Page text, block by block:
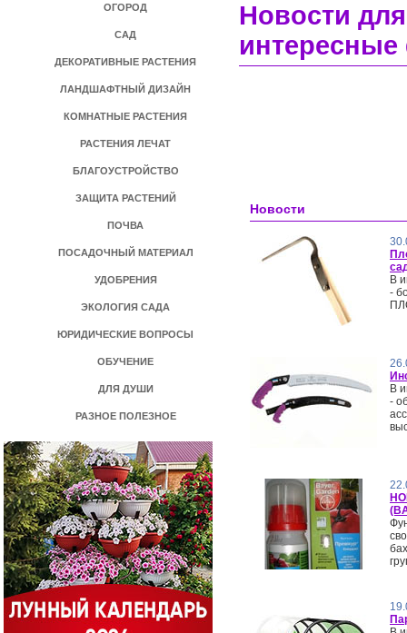
ОГОРОД
САД
ДЕКОРАТИВНЫЕ РАСТЕНИЯ
ЛАНДШАФТНЫЙ ДИЗАЙН
КОМНАТНЫЕ РАСТЕНИЯ
РАСТЕНИЯ ЛЕЧАТ
БЛАГОУСТРОЙСТВО
ЗАЩИТА РАСТЕНИЙ
ПОЧВА
ПОСАДОЧНЫЙ МАТЕРИАЛ
УДОБРЕНИЯ
ЭКОЛОГИЯ САДА
ЮРИДИЧЕСКИЕ ВОПРОСЫ
ОБУЧЕНИЕ
ДЛЯ ДУШИ
РАЗНОЕ ПОЛЕЗНОЕ
Новости
Новости
В
-
В
-